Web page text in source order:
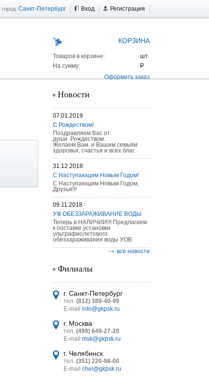
Санкт-Петербург Вход Регистрация
КОРЗИНА
Товаров в корзине:
На сумму:
Оформить заказ
г/п
Новости
07.01.2019
С Рождеством!
Поздравляем Вас от
души Рождеством.
Желаем Вам и Вашим семьям
здоровья, счастья и всех благ.
31.12.2018
С Наступающим Новым Годом!
С Наступающим Новым Годом,
Друзья!!!
09.11.2018
УФ ОБЕЗЗАРАЖИВАНИЕ ВОДЫ
Теперь в НАЛИЧИИ!!! Предлагаем
к поставке установки
ультрафиолетового
обеззараживания воды УОВ
все новости
Филиалы
г. Санкт-Петербург
тел. (812) 389-40-99
E-mail info@gkpsk.ru
г. Москва
тел. (499) 649-27-20
E-mail msk@gkpsk.ru
г. Челябинск
тел. (351) 220-98-00
E-mail chel@gkpsk.ru